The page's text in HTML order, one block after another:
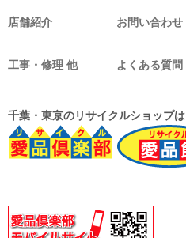
店舗紹介 お問い合わせ
工事・修理 他 よくある質問
千葉・東京のリサイクルショップは